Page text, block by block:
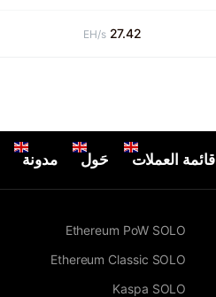
27.42
EH/s
مدونة حَول قائمة العملات
Ethereum PoW SOLO
Ethereum Classic SOLO
Kaspa SOLO